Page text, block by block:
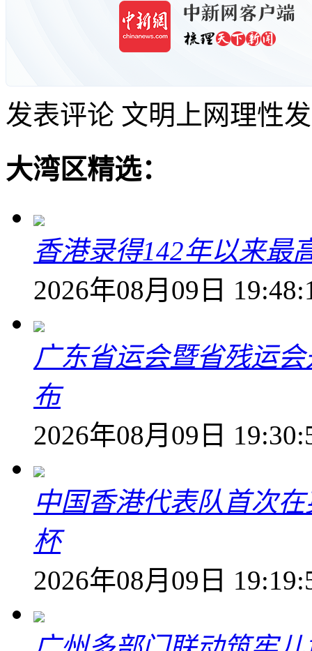
发表评论 文明上网理性
大湾区精选：
香港录得142年以来最
2026年08月09日
广东省运会暨省残运
布
2026年08月09日
中国香港代表队首次
杯
2026年08月09日